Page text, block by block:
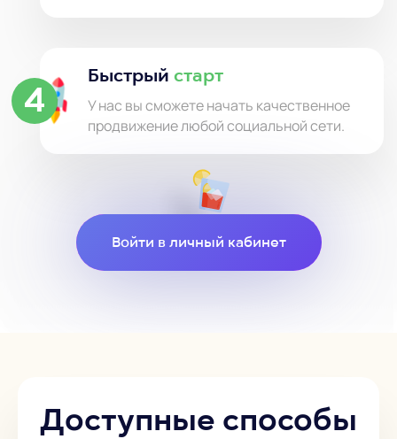
4
Быстрый старт
У нас вы сможете начать качественное
продвижение любой социальной сети.
Войти в личный кабинет
Доступные способы